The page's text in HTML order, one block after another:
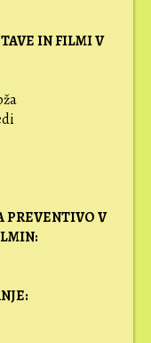
IN FILMI V
PREVENTIVO V